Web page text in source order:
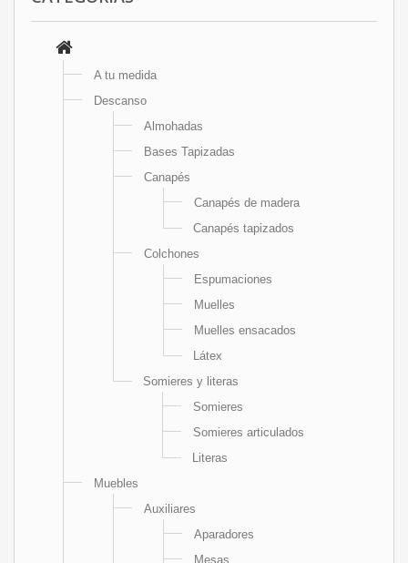
A tu medida
Descanso
Almohadas
Bases Tapizadas
Canapés
Canapés de madera
Canapés tapizados
Colchones
Espumaciones
Muelles
Muelles ensacados
Látex
Somieres y literas
Somieres
Somieres articulados
Literas
Muebles
Auxiliares
Aparadores
Mesas